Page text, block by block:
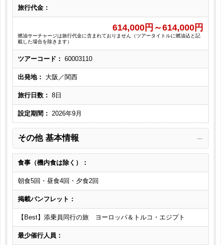
旅行代金：
614,000 円～614,000 円
燃油サーチャージは旅行代金に含まれておりません（ツアータイトルに燃油込と記
載した場合を除きます）
ツアーコード： 60003110
出発地： 大阪／関西
旅行日数： 8日
設定期間： 2026年9月
その他 基本情報
食事（機内食は除く）：
朝食5回・昼食4回・夕食2回
掲載パンフレット：
【Best】添乗員同行の旅 ヨーロッパ＆トルコ・エジプト
最少催行人員：